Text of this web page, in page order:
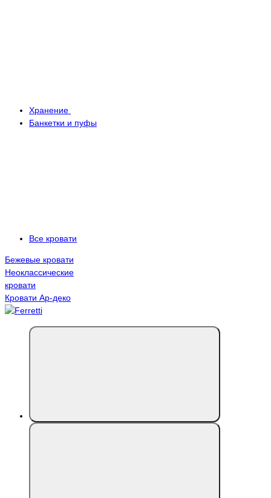
Хранение
Банкетки и пуфы
Все кровати
Бежевые кровати
Неоклассические
кровати
Кровати Ар-деко